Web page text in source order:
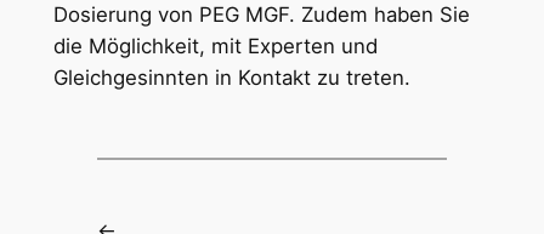
Dosierung von PEG MGF. Zudem haben Sie
die Möglichkeit, mit Experten und
Gleichgesinnten in Kontakt zu treten.